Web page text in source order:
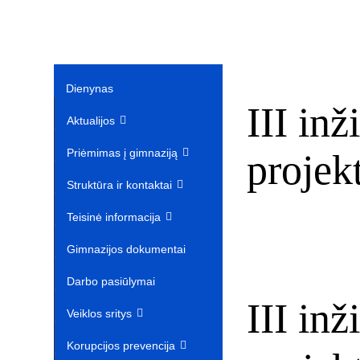
Dienynas
Aktualijos
Priėmimas į gimnaziją
Struktūra ir kontaktai
Teisinė informacija
Gimnazijos dokumentai
Darbo pasiūlymai
Veiklos sritys
Korupcijos prevencija
III
III